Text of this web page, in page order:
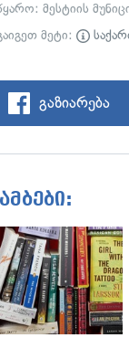
მესტიის
მეტი:
გაზიარება